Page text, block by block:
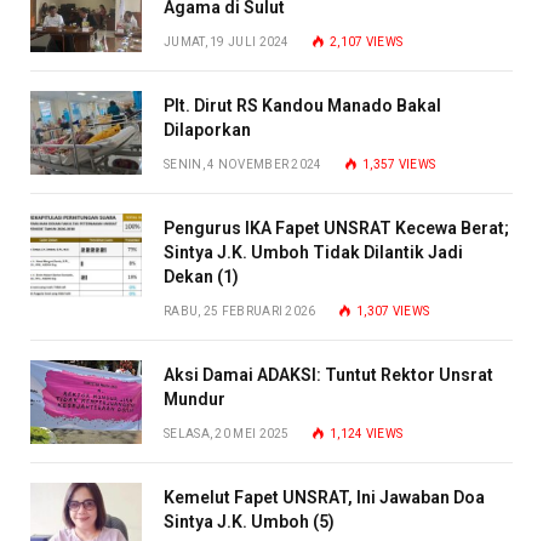
Agama di Sulut
JUMAT, 19 JULI 2024 2,107 VIEWS
Plt. Dirut RS Kandou Manado Bakal
Dilaporkan
SENIN, 4 NOVEMBER 2024 1,357 VIEWS
Pengurus IKA Fapet UNSRAT Kecewa Berat;
Sintya J.K. Umboh Tidak Dilantik Jadi
Dekan (1)
RABU, 25 FEBRUARI 2026 1,307 VIEWS
Aksi Damai ADAKSI: Tuntut Rektor Unsrat
Mundur
SELASA, 20 MEI 2025 1,124 VIEWS
Kemelut Fapet UNSRAT, Ini Jawaban Doa
Sintya J.K. Umboh (5)